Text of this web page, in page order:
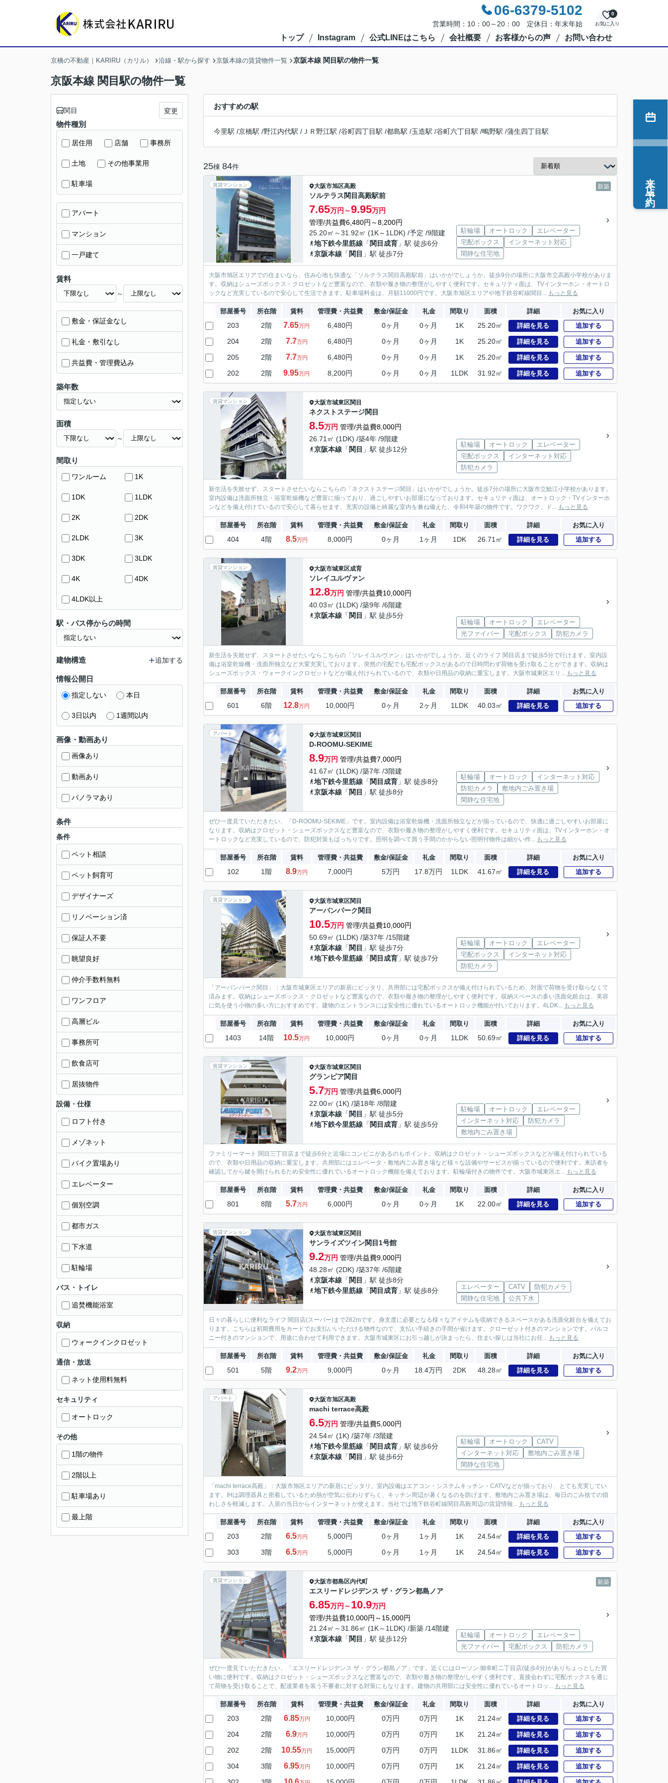
06-6379-5102
営業時間：10：00～20：00 定休日：年末年始 お気に入り
0
トップ Instagram 公式LINEはこちら 会社概要 お客様からの声 お問い合わせ
京橋の不動産｜KARIRU（カリル） 沿線・駅から探す 京阪本線の賃貸物件一覧 京阪本線 関目駅の物件一覧
京阪本線 関目駅の物件一覧
おすすめの駅
今里駅 /京橋駅 /野江内代駅 / ＪＲ野江駅 /谷町四丁目駅 /都島駅 /玉造駅 /谷町六丁目駅 /鴫野駅 /蒲生四丁目駅
25棟 84件
賃貸マンション 新築
大阪市旭区高殿
ソルテラス関目高殿駅前
7.65万円～9.95万円
管理/共益費6,480円～8,200円
25.20㎡～31.92㎡ (1K～1LDK) /予定 /9階建
地下鉄今里筋線 「 関目成育 」駅 徒歩6分
京阪本線 「 関目 」駅 徒歩7分
駐輪場 オートロック
エレベーター
宅配ボックス
インターネット対応
閑静な住宅地
大阪市旭区エリアでの住まいなら、住み心地も快適な「ソルテラス関目高殿駅前」はいかがでしょうか。徒歩9分の場所に大阪市立高殿小学校がありま
す。収納はシューズボックス・クロゼットなど豊富なので、衣類や履き物の整理がしやすく便利です。セキュリティ面は、TVインターホン・オートロ
ックなど充実しているので安心して生活できます。駐車場料金は、月額11000円です。大阪市旭区エリアや地下鉄谷町線関目... もっと見る
部屋番号 所在階 賃料 管理費・共益費 敷金/保証金 礼金 間取り 面積 詳細 お気に入り
203 2階 7.65万円 6,480円 0ヶ月 0ヶ月 1K 25.20㎡ 詳細を見る 追加する
204 2階 7.7万円 6,480円 0ヶ月 0ヶ月 1K 25.20㎡ 詳細を見る 追加する
205 2階 7.7万円 6,480円 0ヶ月 0ヶ月 1K 25.20㎡ 詳細を見る 追加する
202 2階 9.95万円 8,200円 0ヶ月 0ヶ月 1LDK 31.92㎡ 詳細を見る 追加する
賃貸マンション 大阪市城東区関目
ネクストステージ関目
8.5万円 管理/共益費8,000円
26.71㎡ (1DK) /築4年 /9階建
京阪本線 「 関目 」駅 徒歩12分
駐輪場 オートロック
エレベーター
宅配ボックス
インターネット対応
防犯カメラ
新生活を失敗せず、スタートさせたいならこちらの「ネクストステージ関目」はいかがでしょうか。徒歩7分の場所に大阪市立鯰江小学校があります。
室内設備は洗面所独立・浴室乾燥機など豊富に揃っており、過ごしやすいお部屋になっております。セキュリティ面は、オートロック・TVインターホ
ンなどを備え付けているので安心して暮らせます。充実の設備と綺麗な室内を兼ね備えた、令和4年築の物件です。ワクワク、ド... もっと見る
部屋番号 所在階 賃料 管理費・共益費 敷金/保証金 礼金 間取り 面積 詳細 お気に入り
404 4階 8.5万円 8,000円 0ヶ月 1ヶ月 1DK 26.71㎡ 詳細を見る 追加する
賃貸マンション 大阪市城東区成育
ソレイユルヴァン
12.8万円 管理/共益費10,000円
40.03㎡ (1LDK) /築9年 /6階建
京阪本線 「 関目 」駅 徒歩5分
駐輪場 オートロック
エレベーター
光ファイバー
宅配ボックス 防犯カメラ
新生活を失敗せず、スタートさせたいならこちらの「ソレイユルヴァン」はいかがでしょうか。近くのライフ 関目店まで徒歩5分で行けます。室内設
備は浴室乾燥機・洗面所独立など大変充実しております。突然の宅配でも宅配ボックスがあるので日時問わず荷物を受け取ることができます。収納は
シューズボックス・ウォークインクロゼットなどが備え付けられているので、衣類や日用品の収納に重宝します。大阪市城東区エリ... もっと見る
部屋番号 所在階 賃料 管理費・共益費 敷金/保証金 礼金 間取り 面積 詳細 お気に入り
601 6階 12.8万円 10,000円 0ヶ月 2ヶ月 1LDK 40.03㎡ 詳細を見る 追加する
アパート 大阪市城東区関目
D-ROOMU-SEKIME
8.9万円 管理/共益費7,000円
41.67㎡ (1LDK) /築7年 /3階建
地下鉄今里筋線 「 関目成育 」駅 徒歩8分
京阪本線 「 関目 」駅 徒歩8分
駐輪場 オートロック
インターネット対応
防犯カメラ
敷地内ごみ置き場
閑静な住宅地
ぜひ一度見ていただきたい、「D-ROOMU-SEKIME」です。室内設備は浴室乾燥機・洗面所独立などが揃っているので、快適に過ごしやすいお部屋に
なります。収納はクロゼット・シューズボックスなど豊富なので、衣類や履き物の整理がしやすく便利です。セキュリティ面は、TVインターホン・オ
ートロックなど充実しているので、防犯対策もばっちりです。照明を調べて買う手間のかからない照明付物件は細かい作... もっと見る
部屋番号 所在階 賃料 管理費・共益費 敷金/保証金 礼金 間取り 面積 詳細 お気に入り
102 1階 8.9万円 7,000円 5万円 17.8万円 1LDK 41.67㎡ 詳細を見る 追加する
賃貸マンション 大阪市城東区関目
アーバンパーク関目
10.5万円 管理/共益費10,000円
50.69㎡ (1LDK) /築37年 /15階建
京阪本線 「 関目 」駅 徒歩7分
地下鉄今里筋線 「 関目成育 」駅 徒歩7分
駐輪場 オートロック
エレベーター
宅配ボックス
インターネット対応
防犯カメラ
「アーバンパーク関目」：大阪市城東区エリアの新居にピッタリ。共用部には宅配ボックスが備え付けられているため、対面で荷物を受け取らなくて
済みます。収納はシューズボックス・クロゼットなど豊富なので、衣類や履き物の整理がしやすく便利です。収納スペースの多い洗面化粧台は、美容
に気を使う小物の多い方におすすめです。建物のエントランスには安全性に優れているオートロック機能が付いております。4LDK... もっと見る
部屋番号 所在階 賃料 管理費・共益費 敷金/保証金 礼金 間取り 面積 詳細 お気に入り
1403 14階 10.5万円 10,000円 0ヶ月 0ヶ月 1LDK 50.69㎡ 詳細を見る 追加する
賃貸マンション 大阪市城東区関目
グランピア関目
5.7万円 管理/共益費6,000円
22.00㎡ (1K) /築18年 /8階建
京阪本線 「 関目 」駅 徒歩5分
地下鉄今里筋線 「 関目成育 」駅 徒歩5分
駐輪場 オートロック
エレベーター
インターネット対応
防犯カメラ
敷地内ごみ置き場
ファミリーマート 関目三丁目店まで徒歩6分と近場にコンビニがあるのもポイント。収納はクロゼット・シューズボックスなどが備え付けられている
ので、衣類や日用品の収納に重宝します。共用部にはエレベータ・敷地内ごみ置き場など様々な設備やサービスが揃っているので便利です。来訪者を
確認してから鍵を開けられるため安全性に優れているオートロック機能を備えております。駐輪場付きの物件です。大阪市城東区エ... もっと見る
部屋番号 所在階 賃料 管理費・共益費 敷金/保証金 礼金 間取り 面積 詳細 お気に入り
801 8階 5.7万円 6,000円 0ヶ月 0ヶ月 1K 22.00㎡ 詳細を見る 追加する
賃貸マンション 大阪市城東区関目
サンライズツイン関目1号館
9.2万円 管理/共益費9,000円
48.28㎡ (2DK) /築37年 /6階建
京阪本線 「 関目 」駅 徒歩8分
地下鉄今里筋線 「 関目成育 」駅 徒歩8分 エレベーター CATV
防犯カメラ
閑静な住宅地
公共下水
日々の暮らしに便利なライフ 関目店(スーパー)まで282mです。身支度に必要となる様々なアイテムを収納できるスペースがある洗面化粧台を備えてお
ります。こちらは初期費用をカードでお支払いいただける物件なので、支払い手続きの手間が省けます。クローゼット付きのマンションです。バルコ
ニー付きのマンションで、用途に合わせて利用できます。大阪市城東区にお引っ越しが決まったら、住まい探しは当社にお任... もっと見る
部屋番号 所在階 賃料 管理費・共益費 敷金/保証金 礼金 間取り 面積 詳細 お気に入り
501 5階 9.2万円 9,000円 0ヶ月 18.4万円 2DK 48.28㎡ 詳細を見る 追加する
アパート 大阪市旭区高殿
machi terrace高殿
6.5万円 管理/共益費5,000円
24.54㎡ (1K) /築7年 /3階建
地下鉄今里筋線 「 関目成育 」駅 徒歩6分
京阪本線 「 関目 」駅 徒歩6分
駐輪場 オートロック
CATV
インターネット対応
敷地内ごみ置き場
閑静な住宅地
「machi terrace高殿」：大阪市旭区エリアの新居にピッタリ。室内設備はエアコン・システムキッチン・CATVなどが揃っており、とても充実してい
ます。IHは調理器具と密着しているため熱が空気に伝わりずらく、キッチン周辺が暑くなるのを防げます。敷地内ごみ置き場は、毎日のごみ捨ての煩
わしさを軽減します。入居の当日からインターネットが使えます。当社では地下鉄谷町線関目高殿周辺の賃貸情報... もっと見る
部屋番号 所在階 賃料 管理費・共益費 敷金/保証金 礼金 間取り 面積 詳細 お気に入り
203 2階 6.5万円 5,000円 0ヶ月 1ヶ月 1K 24.54㎡ 詳細を見る 追加する
303 3階 6.5万円 5,000円 0ヶ月 1ヶ月 1K 24.54㎡ 詳細を見る 追加する
賃貸マンション 新築
大阪市都島区内代町
エスリードレジデンス ザ・グラン都島ノア
6.85万円～10.9万円
管理/共益費10,000円～15,000円
21.24㎡～31.86㎡ (1K～1LDK) /新築 /14階建
京阪本線 「 関目 」駅 徒歩12分 駐輪場 オートロック
エレベーター
光ファイバー
宅配ボックス 防犯カメラ
ぜひ一度見ていただきたい、「エスリードレジデンス ザ・グラン都島ノア」です。近くにはローソン 御幸町二丁目店(徒歩4分)がありちょっとした買
い物に便利です。収納はクロゼット・シューズボックスなど豊富なので、衣類や履き物の整理がしやすく便利です。直接会わずに宅配ボックスを通じ
て荷物を受け取ることで、配達業者を装う不審者に対する対策にもなります。建物の共用部には安全性に優れているオートロッ... もっと見る
部屋番号 所在階 賃料 管理費・共益費 敷金/保証金 礼金 間取り 面積 詳細 お気に入り
203 2階 6.85万円 10,000円 0万円 0万円 1K 21.24㎡ 詳細を見る 追加する
204 2階 6.9万円 10,000円 0万円 0万円 1K 21.24㎡ 詳細を見る 追加する
202 2階 10.55万円 15,000円 0万円 0万円 1LDK 31.86㎡ 詳細を見る 追加する
304 3階 6.95万円 10,000円 0万円 0万円 1K 21.24㎡ 詳細を見る 追加する
関目 変更
物件種別
居住用 店舗 事務所
土地 その他事業用
駐車場
アパート
マンション
一戸建て
賃料
～
敷金・保証金なし
礼金・敷引なし
共益費・管理費込み
築年数
面積
～
間取り
ワンルーム 1K
1DK 1LDK
2K 2DK
2LDK 3K
3DK 3LDK
4K 4DK
4LDK以上
駅・バス停からの時間
建物構造 追加する
情報公開日
指定しない 本日
3日以内 1週間以内
画像・動画あり
画像あり
動画あり
パノラマあり
条件
条件
ペット相談
ペット飼育可
デザイナーズ
リノベーション済
保証人不要
眺望良好
仲介手数料無料
ワンフロア
高層ビル
事務所可
飲食店可
居抜物件
設備・仕様
ロフト付き
メゾネット
バイク置場あり
エレベーター
個別空調
都市ガス
下水道
駐輪場
バス・トイレ
追焚機能浴室
収納
ウォークインクロゼット
通信・放送
ネット使用料無料
セキュリティ
オートロック
その他
1階の物件
2階以上
駐車場あり
最上階
来店予約